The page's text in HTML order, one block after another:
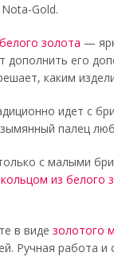
Gold.
золота —
его
каким
идет с
палец
с малыми
из белого
в виде золотого
Ручная работа